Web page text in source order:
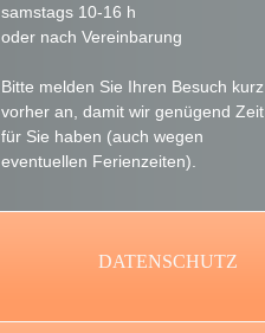
samstags 10-16 h
oder nach Vereinbarung
Bitte melden Sie Ihren Besuch kurz
vorher an, damit wir genügend Zeit
für Sie haben (auch wegen
eventuellen Ferienzeiten).
DATENSCHUTZ